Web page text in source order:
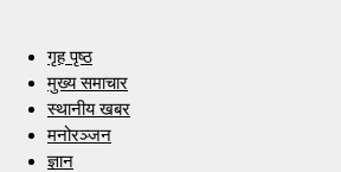
गृह पृष्ठ
मुख्य समाचार
स्थानीय खबर
मनोरञ्जन
ज्ञान